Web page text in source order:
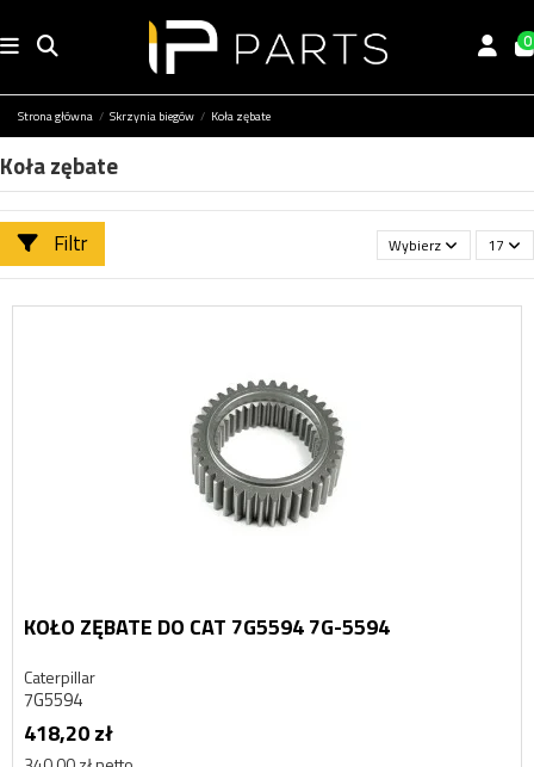
0
Strona główna Skrzynia biegów Koła zębate
Koła zębate
Filtr Wybierz 17
KOŁO ZĘBATE DO CAT 7G5594 7G-5594
Caterpillar
7G5594
418,20 zł